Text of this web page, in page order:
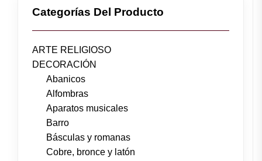
Categorías Del Producto
ARTE RELIGIOSO
DECORACIÓN
Abanicos
Alfombras
Aparatos musicales
Barro
Básculas y romanas
Cobre, bronce y latón